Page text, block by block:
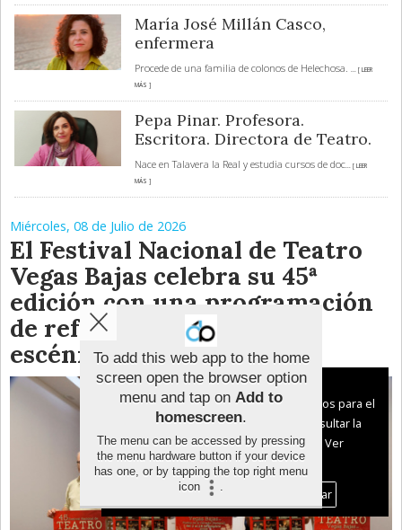
María José Millán Casco,
enfermera
Procede de una familia de colonos de Helechosa. ... [ LEER
MÁS ]
Pepa Pinar. Profesora.
Escritora. Directora de Teatro.
Nace en Talavera la Real y estudia cursos de doc... [ LEER
MÁS ]
Miércoles, 08 de Julio de 2026
El Festival Nacional de Teatro
Vegas Bajas celebra su 45ª
edición con una programación
de referencia en las artes
escénicasTo add this web app to the home
screen open the browser option
menu and tap on Add to
homescreen.
The menu can be accessed by pressing
the menu hardware button if your device
has one, or by tapping the top right menu
icon
.
Aviso sobre el Uso de cookies:
Utilizamos cookies nuestras y de terceros para el
funcionamiento del digital. Puedes consultar la
lista de cookies y como desconectarlas.
Ver
nuestra Política de Privacidad y Cookies
Aceptar Cookies
Personalizar